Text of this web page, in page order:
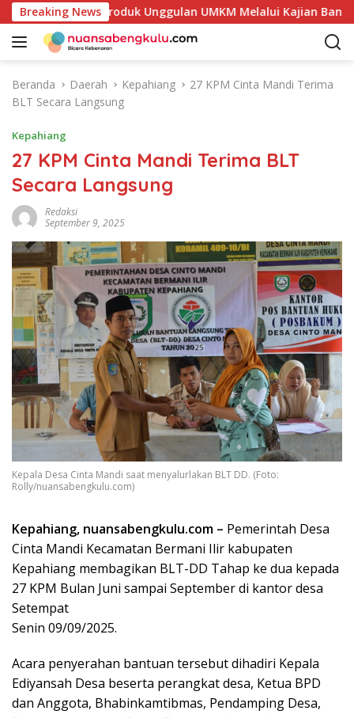
a
Breaking News
Potensi Produk Unggulan UMKM Melalui Kajian Bank
Beranda Daerah Kepahiang
27 KPM Cinta Mandi Terima
BLT Secara Langsung
Kepahiang
27 KPM Cinta Mandi Terima BLT
Secara Langsung
Redaksi
September 9, 2025
Kepala Desa Cinta Mandi saat menyalurlakan BLT DD. (Foto:
Rolly/nuansabengkulu.com)
Kepahiang, nuansabengkulu.com – Pemerintah Desa
Cinta Mandi Kecamatan Bermani Ilir kabupaten
Kepahiang membagikan BLT-DD Tahap ke dua kepada
27 KPM Bulan Juni sampai September di kantor desa
Setempat
Senin 09/09/2025.
Acara penyerahan bantuan tersebut dihadiri Kepala
Ediyansah Desa beserta perangkat desa, Ketua BPD
dan Anggota, Bhabinkamtibmas, Pendamping Desa,